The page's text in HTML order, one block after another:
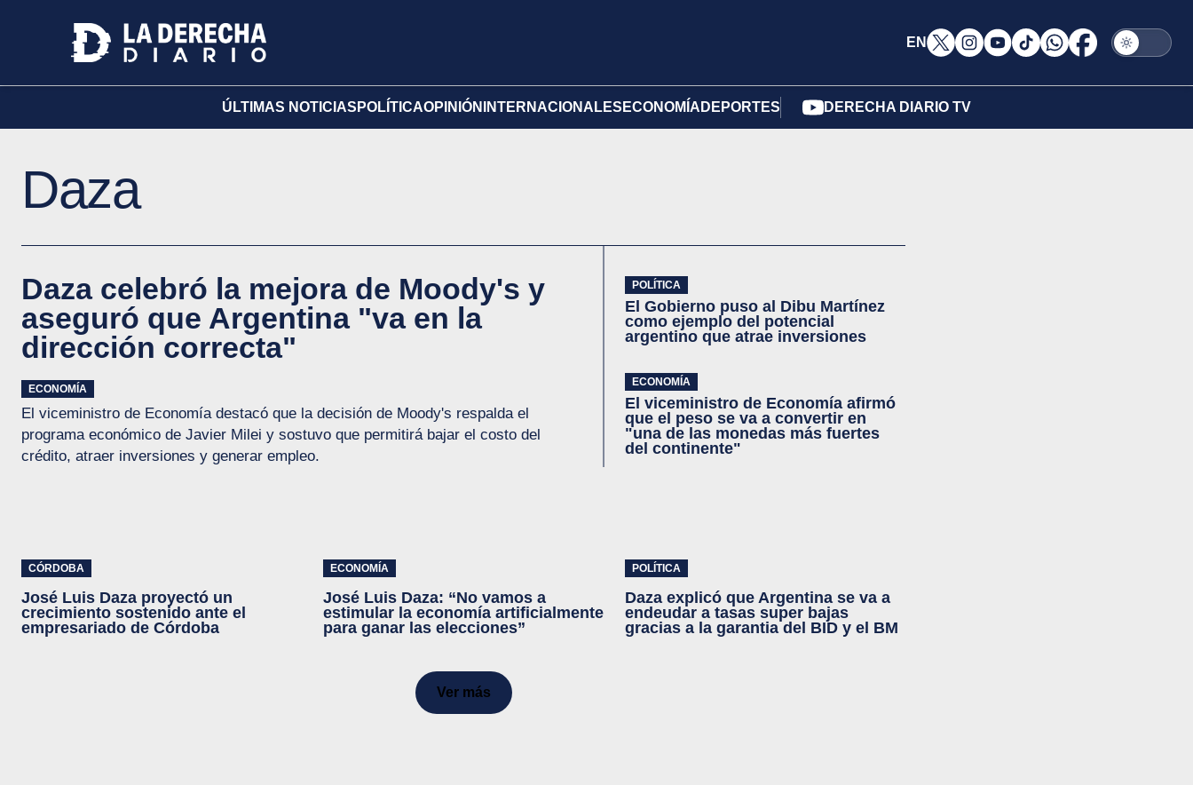
EN
ÚLTIMAS NOTICIAS POLÍTICAOPINIÓN INTERNACIONALES ECONOMÍA DEPORTES DERECHA DIARIO TV
Daza
Daza celebró la mejora de Moody's y
aseguró que Argentina "va en la
dirección correcta"
ECONOMÍA
El viceministro de Economía destacó que la decisión de Moody's respalda el
programa económico de Javier Milei y sostuvo que permitirá bajar el costo del
crédito, atraer inversiones y generar empleo.
POLÍTICA
El Gobierno puso al Dibu Martínez
como ejemplo del potencial
argentino que atrae inversiones
ECONOMÍA
El viceministro de Economía afirmó
que el peso se va a convertir en
"una de las monedas más fuertes
del continente"
CÓRDOBA
José Luis Daza proyectó un
crecimiento sostenido ante el
empresariado de Córdoba
ECONOMÍA
José Luis Daza: “No vamos a
estimular la economía artificialmente
para ganar las elecciones”
POLÍTICA
Daza explicó que Argentina se va a
endeudar a tasas super bajas
gracias a la garantia del BID y el BM
Ver más